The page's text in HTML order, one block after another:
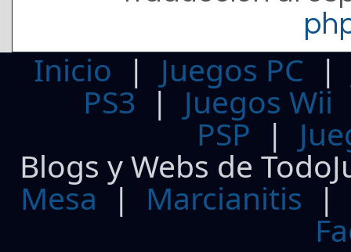
Inicio | Juegos PC
PS3| Juegos Wii
PSP |
Blogs y Webs de
Mesa | Marcianitis |